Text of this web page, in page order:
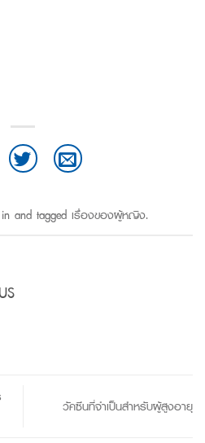
and tagged เรื่องของผู้หญิง.
วัคซีนที่จำเป็นสำหรับผู้สูงอายุ